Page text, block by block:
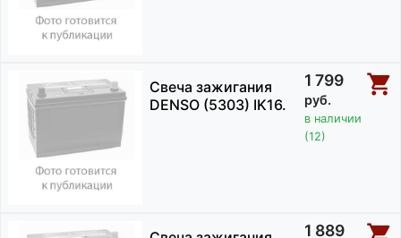
Свеча зажигания
DENSO (5303) IK16.
1 799
руб.
в наличии
(12)
1 889